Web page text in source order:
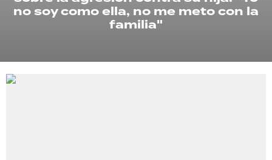
no soy como ella, no me meto con la
familia"
PALABRAS